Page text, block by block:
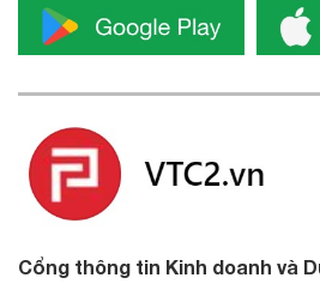
Cổng thông tin Kinh doanh và